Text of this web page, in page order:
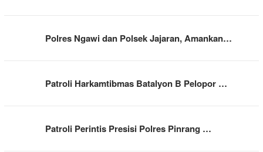
Polres Ngawi dan Polsek Jajaran, Amankan…
Patroli Harkamtibmas Batalyon B Pelopor …
Patroli Perintis Presisi Polres Pinrang …